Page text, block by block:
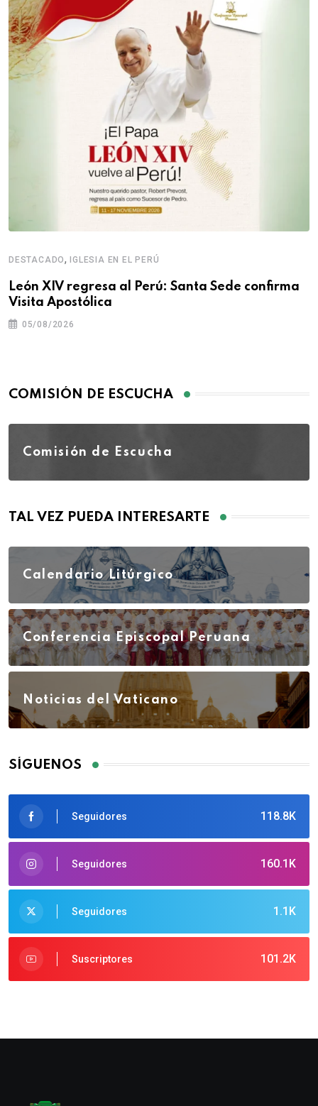
DESTACADO,IGLESIA EN EL PERÚ
León XIV regresa al Perú: Santa Sede confirma
Visita Apostólica
05/08/2026
COMISIÓN DE ESCUCHA
Comisión de Escucha
TAL VEZ PUEDA INTERESARTE
Calendario Litúrgico
Conferencia Episcopal Peruana
Noticias del Vaticano
SÍGUENOS
118.8K
Seguidores
160.1K
Seguidores
1.1K
Seguidores
101.2K
Suscriptores